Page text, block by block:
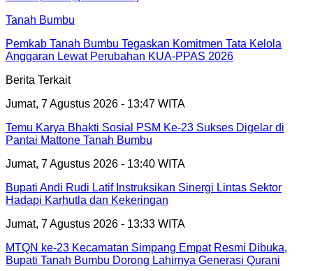
Tanah Bumbu
Pemkab Tanah Bumbu Tegaskan Komitmen Tata Kelola
Anggaran Lewat Perubahan KUA-PPAS 2026
Berita Terkait
Jumat, 7 Agustus 2026 - 13:47 WITA
Temu Karya Bhakti Sosial PSM Ke-23 Sukses Digelar di
Pantai Mattone Tanah Bumbu
Jumat, 7 Agustus 2026 - 13:40 WITA
Bupati Andi Rudi Latif Instruksikan Sinergi Lintas Sektor
Hadapi Karhutla dan Kekeringan
Jumat, 7 Agustus 2026 - 13:33 WITA
MTQN ke-23 Kecamatan Simpang Empat Resmi Dibuka,
Bupati Tanah Bumbu Dorong Lahirnya Generasi Qurani